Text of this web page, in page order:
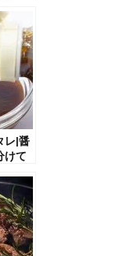
レ|醤
けて